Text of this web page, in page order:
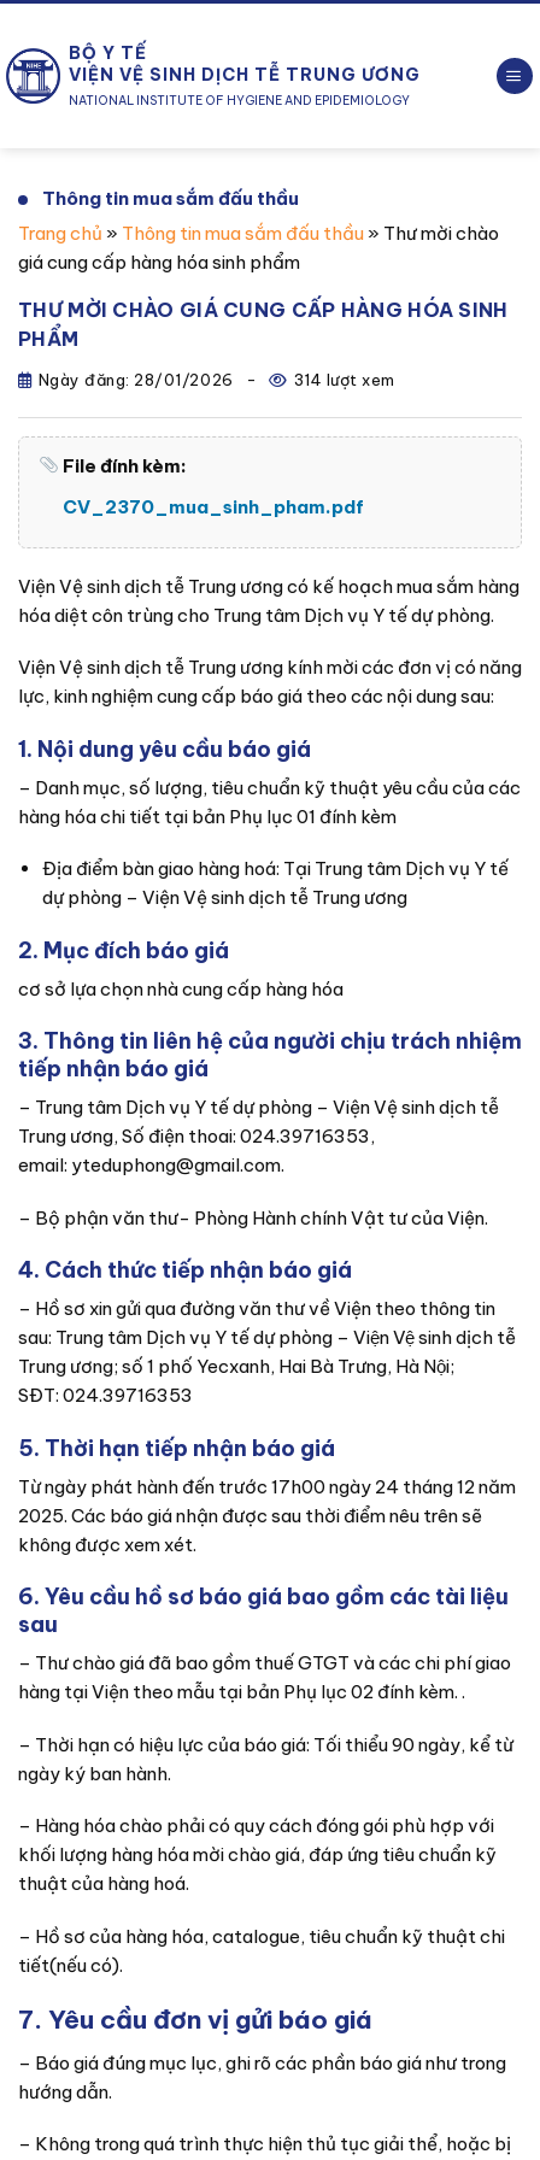
nội
dung
BỘ Y TẾ
VIỆN VỆ SINH DỊCH TỄ TRUNG ƯƠNG
NATIONAL INSTITUTE OF HYGIENE AND EPIDEMIOLOGY
Thông tin mua sắm đấu thầu
Trang chủ » Thông tin mua sắm đấu thầu » Thư mời chào
giá cung cấp hàng hóa sinh phẩm
THƯ MỜI CHÀO GIÁ CUNG CẤP HÀNG HÓA SINH
PHẨM
Ngày đăng: 28/01/2026 - 314 lượt xem
File đính kèm:
CV_2370_mua_sinh_pham.pdf
Viện Vệ sinh dịch tễ Trung ương có kế hoạch mua sắm hàng
hóa diệt côn trùng cho Trung tâm Dịch vụ Y tế dự phòng.
Viện Vệ sinh dịch tễ Trung ương kính mời các đơn vị có năng
lực, kinh nghiệm cung cấp báo giá theo các nội dung sau:
1. Nội dung yêu cầu báo giá
– Danh mục, số lượng, tiêu chuẩn kỹ thuật yêu cầu của các
hàng hóa chi tiết tại bản Phụ lục 01 đính kèm
Địa điểm bàn giao hàng hoá: Tại Trung tâm Dịch vụ Y tế
dự phòng – Viện Vệ sinh dịch tễ Trung ương
2. Mục đích báo giá
cơ sở lựa chọn nhà cung cấp hàng hóa
3. Thông tin liên hệ của người chịu trách nhiệm
tiếp nhận báo giá
– Trung tâm Dịch vụ Y tế dự phòng – Viện Vệ sinh dịch tễ
Trung ương, Số điện thoai: 024.39716353,
email: yteduphong@gmail.com.
– Bộ phận văn thư- Phòng Hành chính Vật tư của Viện.
4. Cách thức tiếp nhận báo giá
– Hồ sơ xin gửi qua đường văn thư về Viện theo thông tin
sau: Trung tâm Dịch vụ Y tế dự phòng – Viện Vệ sinh dịch tễ
Trung ương; số 1 phố Yecxanh, Hai Bà Trưng, Hà Nội;
SĐT: 024.39716353
5. Thời hạn tiếp nhận báo giá
Từ ngày phát hành đến trước 17h00 ngày 24 tháng 12 năm
2025. Các báo giá nhận được sau thời điểm nêu trên sẽ
không được xem xét.
6. Yêu cầu hồ sơ báo giá bao gồm các tài liệu
sau
– Thư chào giá đã bao gồm thuế GTGT và các chi phí giao
hàng tại Viện theo mẫu tại bản Phụ lục 02 đính kèm. .
– Thời hạn có hiệu lực của báo giá: Tối thiểu 90 ngày, kể từ
ngày ký ban hành.
– Hàng hóa chào phải có quy cách đóng gói phù hợp với
khối lượng hàng hóa mời chào giá, đáp ứng tiêu chuẩn kỹ
thuật của hàng hoá.
– Hồ sơ của hàng hóa, catalogue, tiêu chuẩn kỹ thuật chi
tiết(nếu có).
7. Yêu cầu đơn vị gửi báo giá
– Báo giá đúng mục lục, ghi rõ các phần báo giá như trong
hướng dẫn.
– Không trong quá trình thực hiện thủ tục giải thể, hoặc bị